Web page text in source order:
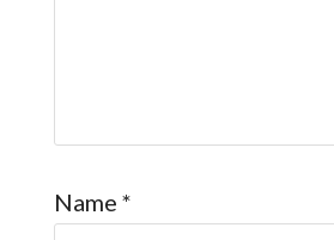
Name *